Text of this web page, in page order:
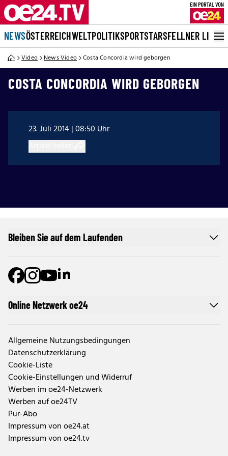
NEWSÖSTERREICHWELTPOLITIKSPORTSTARSFELLNER LIVE
Video News Video Costa Concordia wird geborgen
COSTA CONCORDIA WIRD GEBORGEN
23. Juli 2014 | 08:50 Uhr
Online Netzwerk oe24
Allgemeine Nutzungsbedingungen
Datenschutzerklärung
Cookie-Liste
Cookie-Einstellungen und Widerruf
Werben im oe24-Netzwerk
Werben auf oe24TV
Pur-Abo
Impressum von oe24.at
Impressum von oe24.tv
Bleiben Sie auf dem Laufenden